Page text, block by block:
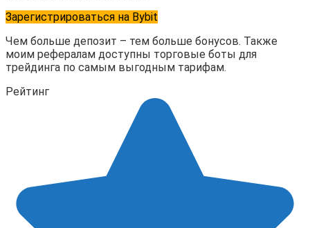
Зарегистрироваться на Bybit
Чем больше депозит – тем больше бонусов. Также
моим рефералам доступны торговые боты для
трейдинга по самым выгодным тарифам.
Рейтинг